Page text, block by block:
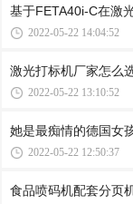
基于FETA40i-C在激
2022-05-22 14:04:52
激光打标机厂家怎么
2022-05-22 13:10:52
她是最痴情的德国女
2022-05-22 12:50:37
食品喷码机配套分页